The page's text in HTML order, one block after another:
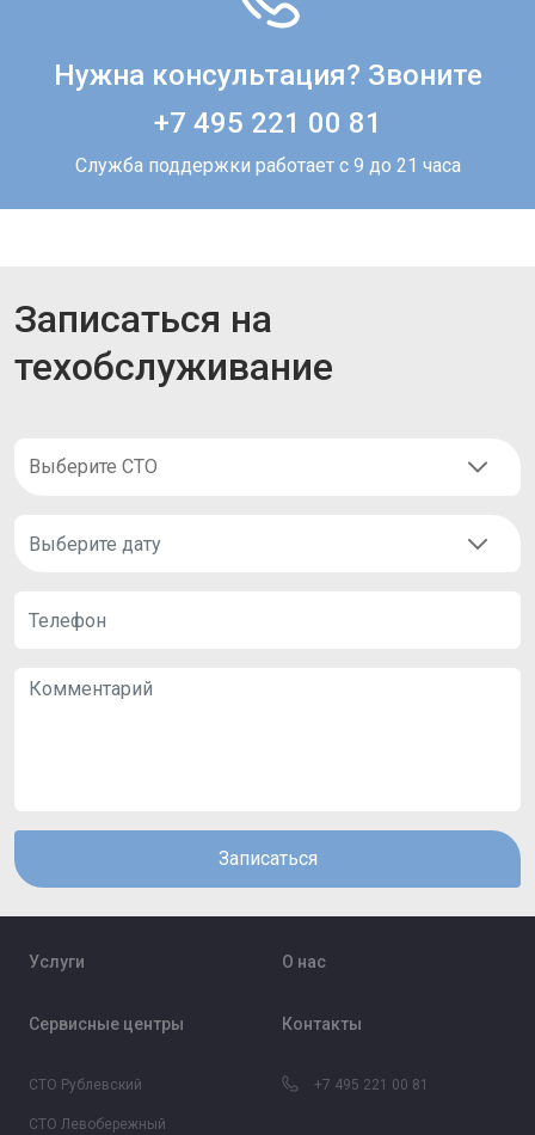
Нужна консультация? Звоните
+7 495 221 00 81
Служба поддержки работает с 9 до 21 часа
Записаться на
техобслуживание
Записаться
Услуги О нас
Сервисные центры
СТО Рублевский
СТО Левобережный
Контакты
+7 495 221 00 81